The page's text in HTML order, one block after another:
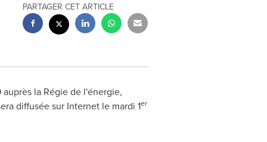
PARTAGER CET ARTICLE
la Régie de l'énergie,
diffusée sur Internet le mardi 1er